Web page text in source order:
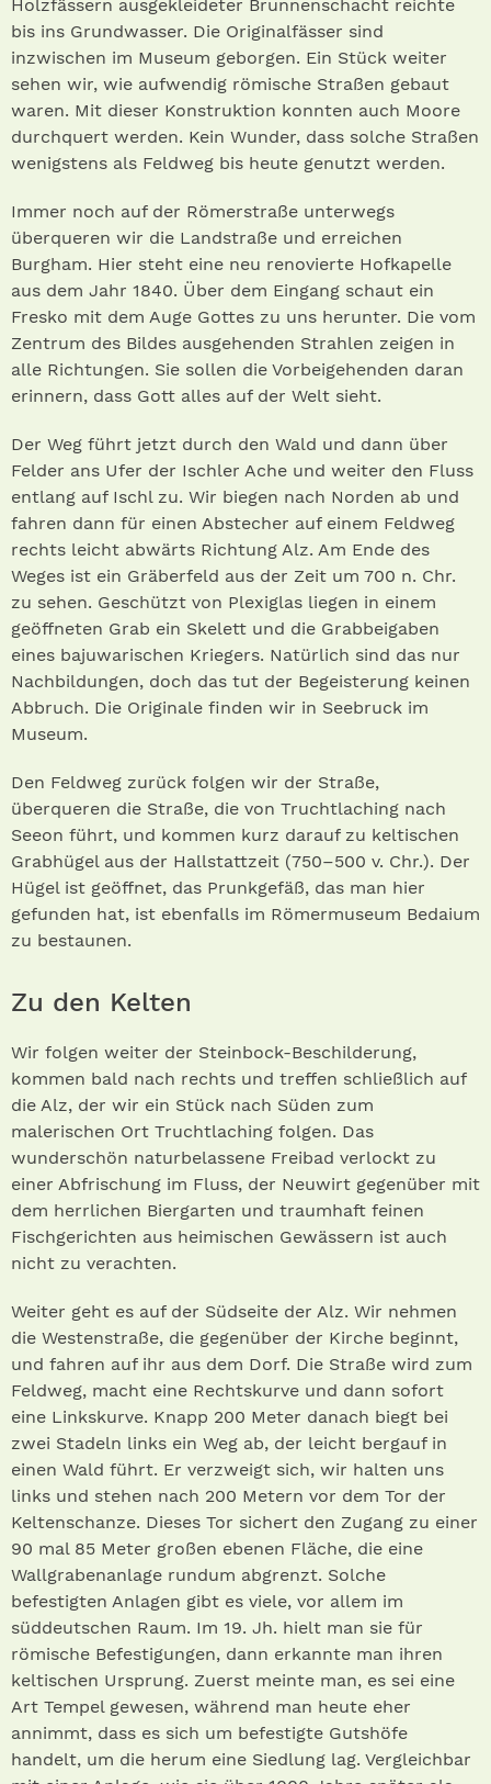
Holzfässern ausgekleideter Brunnenschacht reichte
bis ins Grundwasser. Die Originalfässer sind
inzwischen im Museum geborgen. Ein Stück weiter
sehen wir, wie aufwendig römische Straßen gebaut
waren. Mit dieser Konstruktion konnten auch Moore
durchquert werden. Kein Wunder, dass solche Straßen
wenigstens als Feldweg bis heute genutzt werden.
Immer noch auf der Römerstraße unterwegs
überqueren wir die Landstraße und erreichen
Burgham. Hier steht eine neu renovierte Hofkapelle
aus dem Jahr 1840. Über dem Eingang schaut ein
Fresko mit dem Auge Gottes zu uns herunter. Die vom
Zentrum des Bildes ausgehenden Strahlen zeigen in
alle Richtungen. Sie sollen die Vorbeigehenden daran
erinnern, dass Gott alles auf der Welt sieht.
Der Weg führt jetzt durch den Wald und dann über
Felder ans Ufer der Ischler Ache und weiter den Fluss
entlang auf Ischl zu. Wir biegen nach Norden ab und
fahren dann für einen Abstecher auf einem Feldweg
rechts leicht abwärts Richtung Alz. Am Ende des
Weges ist ein Gräberfeld aus der Zeit um 700 n. Chr.
zu sehen. Geschützt von Plexiglas liegen in einem
geöffneten Grab ein Skelett und die Grabbeigaben
eines bajuwarischen Kriegers. Natürlich sind das nur
Nachbildungen, doch das tut der Begeisterung keinen
Abbruch. Die Originale finden wir in Seebruck im
Museum.
Den Feldweg zurück folgen wir der Straße,
überqueren die Straße, die von Truchtlaching nach
Seeon führt, und kommen kurz darauf zu keltischen
Grabhügel aus der Hallstattzeit (750–500 v. Chr.). Der
Hügel ist geöffnet, das Prunkgefäß, das man hier
gefunden hat, ist ebenfalls im Römermuseum Bedaium
zu bestaunen.
Zu den Kelten
Wir folgen weiter der Steinbock-Beschilderung,
kommen bald nach rechts und treffen schließlich auf
die Alz, der wir ein Stück nach Süden zum
malerischen Ort Truchtlaching folgen. Das
wunderschön naturbelassene Freibad verlockt zu
einer Abfrischung im Fluss, der Neuwirt gegenüber mit
dem herrlichen Biergarten und traumhaft feinen
Fischgerichten aus heimischen Gewässern ist auch
nicht zu verachten.
Weiter geht es auf der Südseite der Alz. Wir nehmen
die Westenstraße, die gegenüber der Kirche beginnt,
und fahren auf ihr aus dem Dorf. Die Straße wird zum
Feldweg, macht eine Rechtskurve und dann sofort
eine Linkskurve. Knapp 200 Meter danach biegt bei
zwei Stadeln links ein Weg ab, der leicht bergauf in
einen Wald führt. Er verzweigt sich, wir halten uns
links und stehen nach 200 Metern vor dem Tor der
Keltenschanze. Dieses Tor sichert den Zugang zu einer
90 mal 85 Meter großen ebenen Fläche, die eine
Wallgrabenanlage rundum abgrenzt. Solche
befestigten Anlagen gibt es viele, vor allem im
süddeutschen Raum. Im 19. Jh. hielt man sie für
römische Befestigungen, dann erkannte man ihren
keltischen Ursprung. Zuerst meinte man, es sei eine
Art Tempel gewesen, während man heute eher
annimmt, dass es sich um befestigte Gutshöfe
handelt, um die herum eine Siedlung lag. Vergleichbar